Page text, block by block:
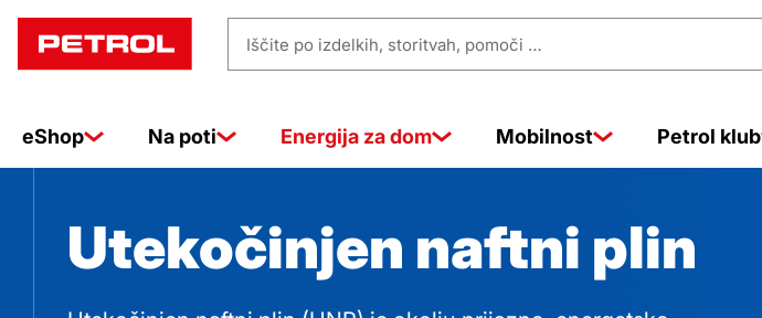
Utekočinjen
naftni
plin
Iščite
storitvah,
eShop Na poti Energija za dom Mobilnost Petrol klub
Utekočinjen naftni plin